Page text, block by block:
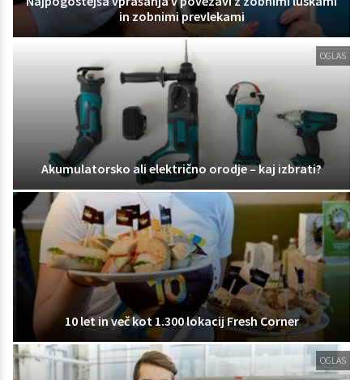
in zobnimi prevlekami
OGLAS
Akumulatorsko ali električno orodje – kaj izbrati?
10 let in več kot 1.300 lokacij Fresh Corner
OGLAS